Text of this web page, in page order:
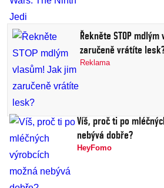
Řekněte STOP
zaručeně vrátíte
Reklama
Víš, proč ti po
nebývá dobře?
HeyFomo